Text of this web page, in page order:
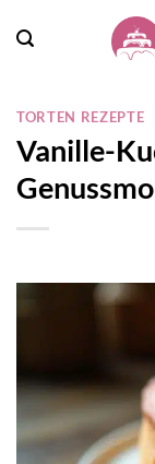
Inhalt
TORTEN REZEPTE
Vanille-